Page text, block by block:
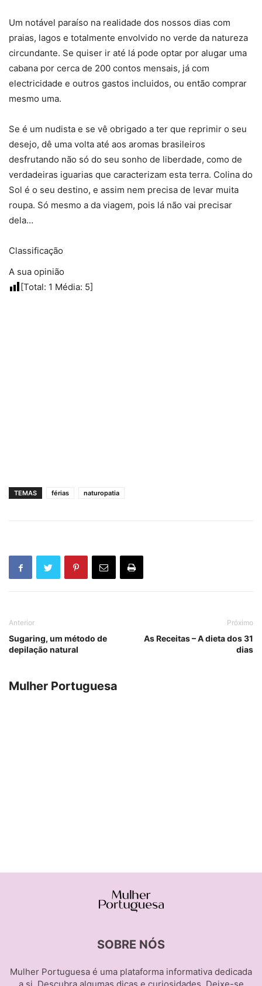
Um notável paraíso na realidade dos nossos dias com
praias, lagos e totalmente envolvido no verde da natureza
circundante. Se quiser ir até lá pode optar por alugar uma
cabana por cerca de 200 contos mensais, já com
electricidade e outros gastos incluidos, ou então comprar
mesmo uma.
Se é um nudista e se vê obrigado a ter que reprimir o seu
desejo, dê uma volta até aos aromas brasileiros
desfrutando não só do seu sonho de liberdade, como de
verdadeiras iguarias que caracterizam esta terra. Colina do
Sol é o seu destino, e assim nem precisa de levar muita
roupa. Só mesmo a da viagem, pois lá não vai precisar
dela…
Classificação
A sua opinião
[Total: 1 Média: 5]
TEMAS férias naturopatia
Anterior
Sugaring, um método de
depilação natural
Próximo
As Receitas – A dieta dos 31
dias
Mulher Portuguesa
SOBRE NÓS
Mulher Portuguesa é uma plataforma informativa dedicada